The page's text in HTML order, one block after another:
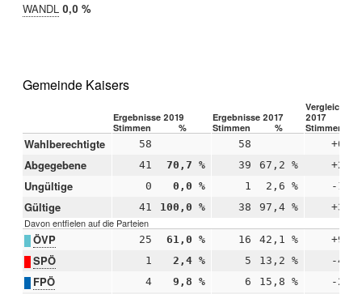
WANDL 2019:
0,0 %
Gemeinde Kaisers
Ergebnisse 2019 Ergebnisse 2017
Vergleich
2017
Stimmen
% Stimmen % Stimmen
Wahlberechtigte 58 58 +0
Abgegebene 41 70,7 % 39 67,2 % +2
Ungültige 0 0,0 % 1 2,6 % -1
Gültige 41 100,0 % 38 97,4 % +3
Davon entfielen auf die Parteien
ÖVP 25 61,0 % 16 42,1 % +9
SPÖ 1 2,4 % 5 13,2 % -4
FPÖ 4 9,8 % 6 15,8 % -2